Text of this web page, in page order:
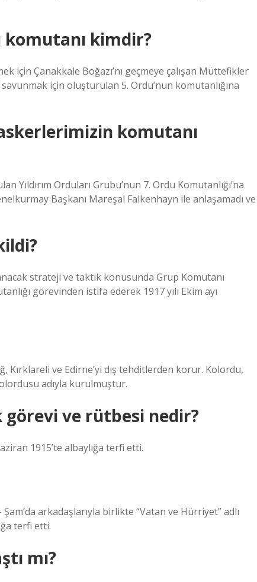
komutanı kimdir?
için Çanakkale Boğazı’nı geçmeye çalışan Müttefikler
için oluşturulan 5. Ordu’nun komutanlığına
komutanı
Yıldırım Orduları Grubu’nun 7. Ordu Komutanlığı’na
Başkanı Mareşal Falkenhayn ile anlaşamadı ve
strateji ve taktik konusunda Grup Komutanı
görevinden istifa ederek 1917 yılı Ekim ayı
Kırklareli ve Edirne’yi dış tehditlerden korur. Kolordu,
adıyla kurulmuştur.
görevi ve rütbesi nedir?
1915’te albaylığa terfi etti.
arkadaşlarıyla birlikte “Vatan ve Hürriyet” adlı
terfi etti.
mı?